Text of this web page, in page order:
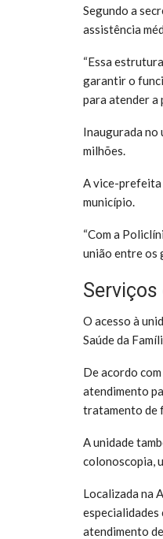
Segundo a
assistência
“Essa
garantir o
para atender a
Inaugurada no
milhões.
A vice-prefeita
município.
“Com a
união entre os
O acesso à
Saúde da
De acordo
atendimento
tratamento de
A unidade
colonoscopia,
Localizada na
atendimento